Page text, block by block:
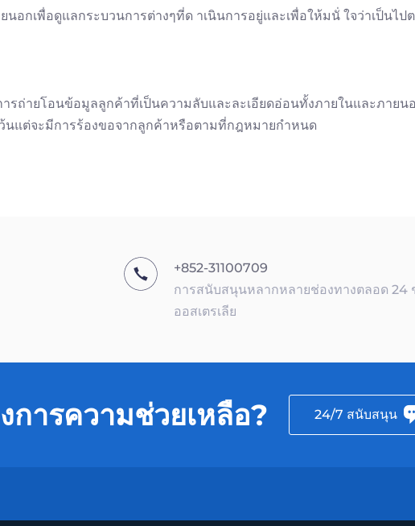
นอกเพื่อดูแลกระบวนการต่างๆที่ด าเนินการอยู่และเพื่อให้มนั่ ใจว่าเป็นไ
รถ่ายโอนข้อมูลลูกค้าที่เป็นความลับและละเอียดอ่อนทั้งภายในและภายน
นแต่จะมีการร้องขอจากลูกค้าหรือตามที่กฎหมายกำหนด
+852-31100709
การสนับสนุนหลากหลายช่องทางตลอด 24
ออสเตรเลีย
การความช่วยเหลือ? 24/7 สนับสนุน